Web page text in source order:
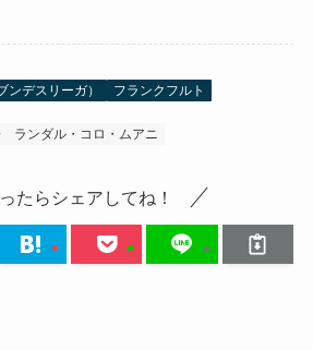
ンデスリーガ）
フランクフルト
ランダル・コロ・ムアニ
たらシェアしてね！